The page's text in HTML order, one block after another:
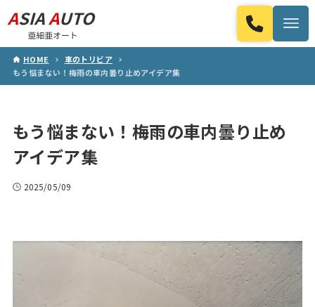
HOME
車のトリビア
もう悩まない！梅雨の車内曇り止めアイデア集
もう悩まない！梅雨の車内曇り止め
アイデア集
2025/05/09